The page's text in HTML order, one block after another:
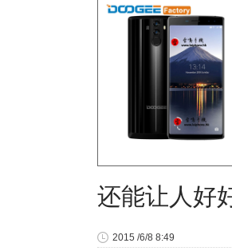
还能让人好
2015 /6/8 8:49